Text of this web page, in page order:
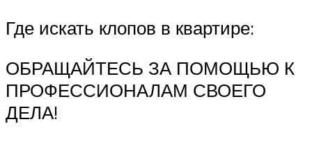
Где искать клопов в квартире:
ОБРАЩАЙТЕСЬ ЗА ПОМОЩЬЮ К
ПРОФЕССИОНАЛАМ СВОЕГО
ДЕЛА!